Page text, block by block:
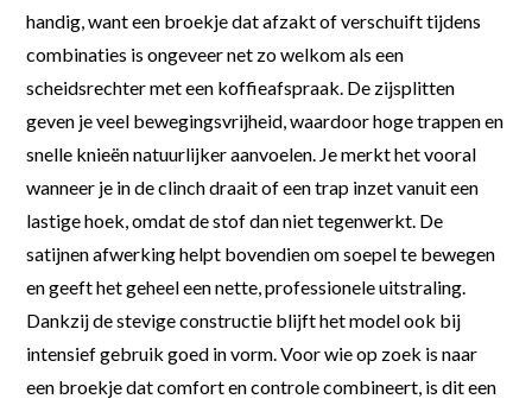
handig, want een broekje dat afzakt of verschuift tijdens
combinaties is ongeveer net zo welkom als een
scheidsrechter met een koffieafspraak. De zijsplitten
geven je veel bewegingsvrijheid, waardoor hoge trappen en
snelle knieën natuurlijker aanvoelen. Je merkt het vooral
wanneer je in de clinch draait of een trap inzet vanuit een
lastige hoek, omdat de stof dan niet tegenwerkt. De
satijnen afwerking helpt bovendien om soepel te bewegen
en geeft het geheel een nette, professionele uitstraling.
Dankzij de stevige constructie blijft het model ook bij
intensief gebruik goed in vorm. Voor wie op zoek is naar
een broekje dat comfort en controle combineert, is dit een